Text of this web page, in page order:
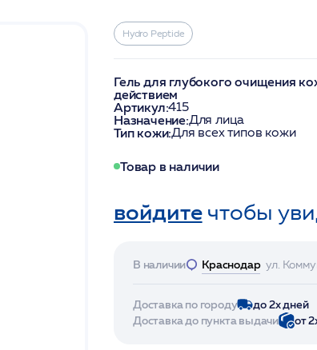
Hydro Peptide
Гель для глубокого очищения
действием
Артикул:415
Назначение:Для лица
Тип кожи:Для всех типов кожи
Товар в наличии
войдитечтобы
В наличии Краснодар ул.
Доставка по городу
до 2х дней
Доставка до пункта выдачи
от